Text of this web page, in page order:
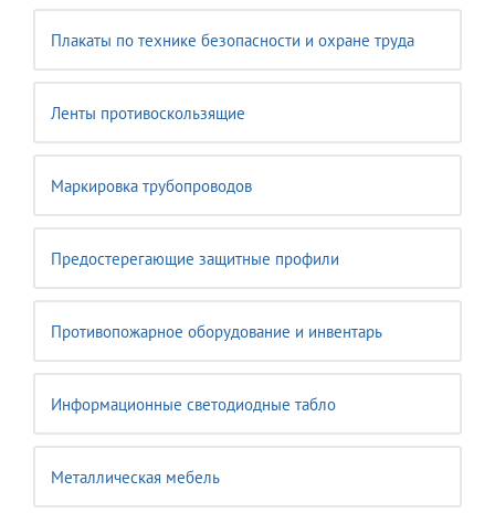
Плакаты по технике безопасности и охране труда
Ленты противоскользящие
Маркировка трубопроводов
Предостерегающие защитные профили
Противопожарное оборудование и инвентарь
Информационные светодиодные табло
Металлическая мебель